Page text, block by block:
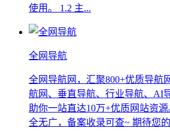
使用。 1.2 主...
全网导航
全网导航网，汇聚800+优质导航
航网、垂直导航、行业导航、AI
助你一站直达10万+优质网站资
全无广，备案收录可查~ 期待您